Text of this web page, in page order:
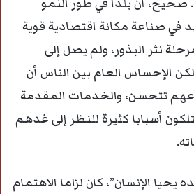
في صناعة مكانة اقتصادية قوية
نثر البذور، ولم يصل إلى
الإحساس العام بين الناس أن
تتحسن، والخدمات المقدمة
أسبابا كثيرة للنظر إلى غدهم
يحيا الإنسان”، كان لزاما الاهتمام